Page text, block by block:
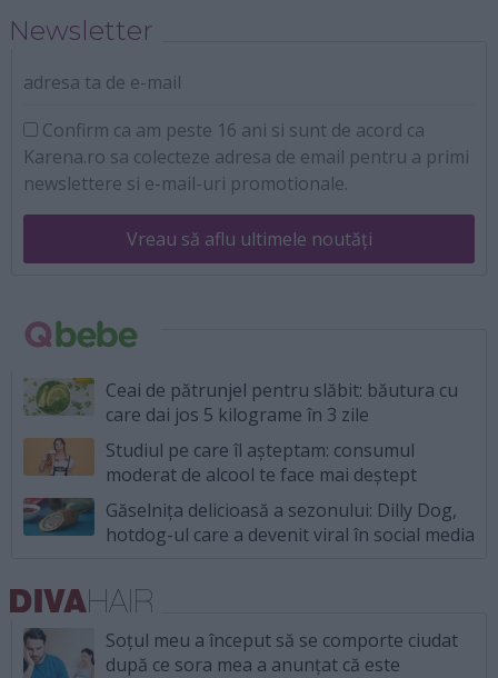
Newsletter
adresa ta de e-mail
Confirm ca am peste 16 ani si sunt de acord ca
Karena.ro sa colecteze adresa de email pentru a primi
newslettere si e-mail-uri promotionale.
Vreau să aflu ultimele noutăți
Ceai de pătrunjel pentru slăbit: băutura cu
care dai jos 5 kilograme în 3 zile
Studiul pe care îl așteptam: consumul
moderat de alcool te face mai deștept
Găselnița delicioasă a sezonului: Dilly Dog,
hotdog-ul care a devenit viral în social media
Soțul meu a început să se comporte ciudat
după ce sora mea a anunțat că este